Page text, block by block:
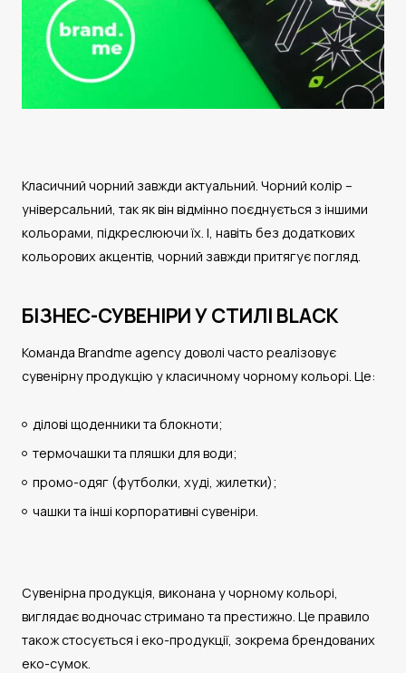
Класичний чорний завжди актуальний. Чорний колір –
універсальний, так як він відмінно поєднується з іншими
кольорами, підкреслюючи їх. І, навіть без додаткових
кольорових акцентів, чорний завжди притягує погляд.
БІЗНЕС-СУВЕНІРИ У СТИЛІ BLACK
Команда Brandme agency доволі часто реалізовує
сувенірну продукцію у класичному чорному кольорі. Це:
ділові щоденники та блокноти;
термочашки та пляшки для води;
промо-одяг (футболки, худі, жилетки);
чашки та інші корпоративні сувеніри.
Сувенірна продукція, виконана у чорному кольорі,
виглядає водночас стримано та престижно. Це правило
також стосується і еко-продукції, зокрема брендованих
еко-сумок.